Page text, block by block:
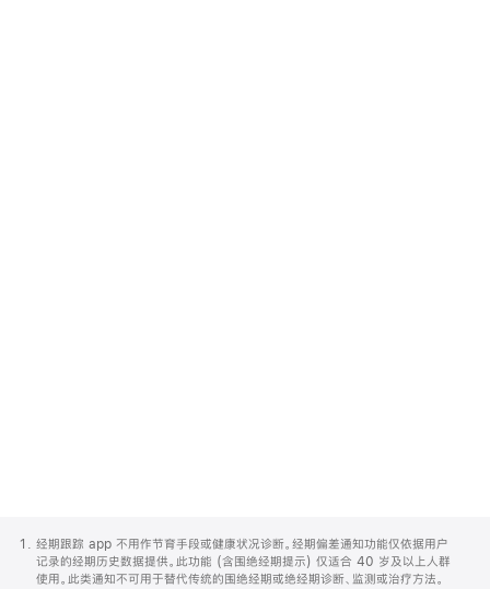
Footer
经期跟踪 app 不用作节育手段或健康状况诊断。经期偏差通知功能仅依据用户
记录的经期历史数据提供。此功能 (含围绝经期提示) 仅适合 40 岁及以上人群
使用。此类通知不可用于替代传统的围绝经期或绝经期诊断、监测或治疗方法。